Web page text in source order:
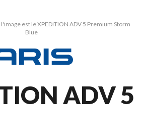
est le XPEDITION ADV 5 Premium Storm
Blue
ADV 5